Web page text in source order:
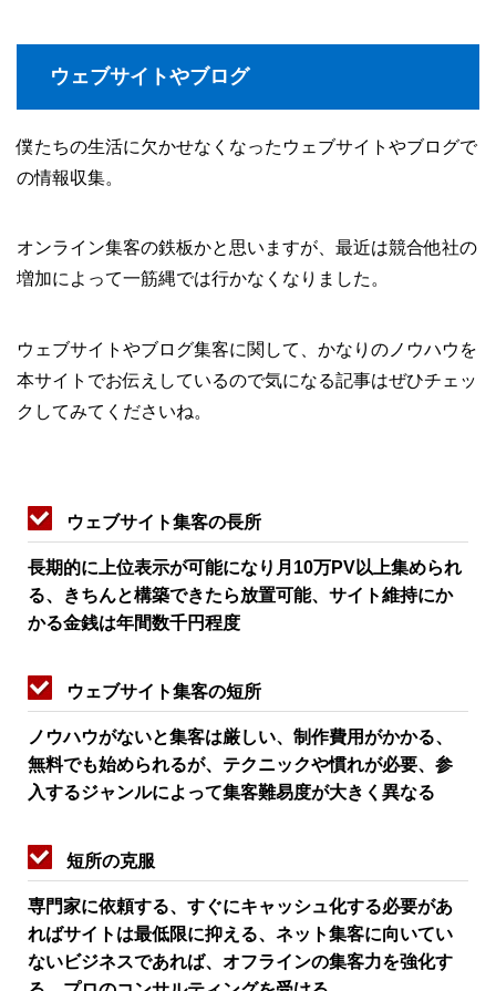
ウェブサイトやブログ
僕たちの生活に欠かせなくなったウェブサイトやブログで
の情報収集。
オンライン集客の鉄板かと思いますが、最近は競合他社の
増加によって一筋縄では行かなくなりました。
ウェブサイトやブログ集客に関して、かなりのノウハウを
本サイトでお伝えしているので気になる記事はぜひチェッ
クしてみてくださいね。
ウェブサイト集客の長所
長期的に上位表示が可能になり月10万PV以上集められ
る、きちんと構築できたら放置可能、サイト維持にか
かる金銭は年間数千円程度
ウェブサイト集客の短所
ノウハウがないと集客は厳しい、制作費用がかかる、
無料でも始められるが、テクニックや慣れが必要、参
入するジャンルによって集客難易度が大きく異なる
短所の克服
専門家に依頼する、すぐにキャッシュ化する必要があ
ればサイトは最低限に抑える、ネット集客に向いてい
ないビジネスであれば、オフラインの集客力を強化す